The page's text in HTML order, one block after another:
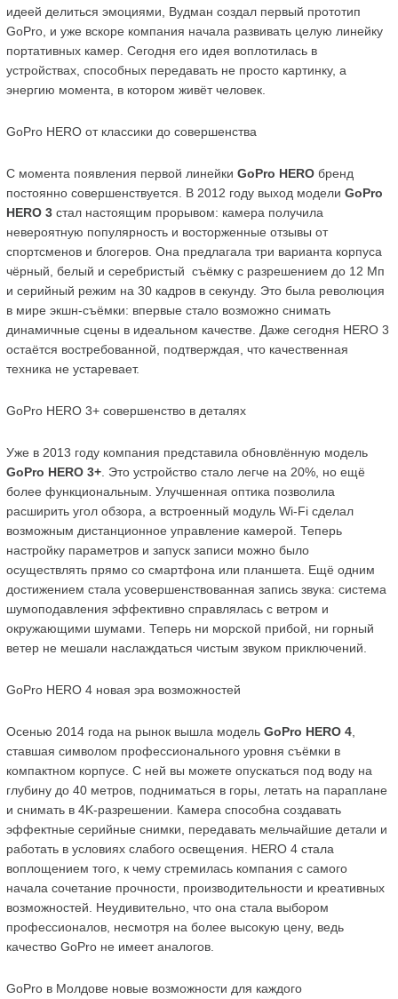
идеей делиться эмоциями, Вудман создал первый прототип
GoPro, и уже вскоре компания начала развивать целую линейку
портативных камер. Сегодня его идея воплотилась в
устройствах, способных передавать не просто картинку, а
энергию момента, в котором живёт человек.
GoPro HERO от классики до совершенства
С момента появления первой линейки GoPro HERO бренд
постоянно совершенствуется. В 2012 году выход модели GoPro
HERO 3 стал настоящим прорывом: камера получила
невероятную популярность и восторженные отзывы от
спортсменов и блогеров. Она предлагала три варианта корпуса
чёрный, белый и серебристый  съёмку с разрешением до 12 Мп
и серийный режим на 30 кадров в секунду. Это была революция
в мире экшн-съёмки: впервые стало возможно снимать
динамичные сцены в идеальном качестве. Даже сегодня HERO 3
остаётся востребованной, подтверждая, что качественная
техника не устаревает.
GoPro HERO 3+ совершенство в деталях
GoPro HERO 3+ . Это устройство стало легче на 20%, но ещё
более функциональным. Улучшенная оптика позволила
расширить угол обзора, а встроенный модуль Wi-Fi сделал
возможным дистанционное управление камерой. Теперь
настройку параметров и запуск записи можно было
осуществлять прямо со смартфона или планшета. Ещё одним
достижением стала усовершенствованная запись звука: система
шумоподавления эффективно справлялась с ветром и
окружающими шумами. Теперь ни морской прибой, ни горный
ветер не мешали наслаждаться чистым звуком приключений.
GoPro HERO 4 новая эра возможностей
Осенью 2014 года на рынок вышла модель GoPro HERO 4
ставшая символом профессионального уровня съёмки в
компактном корпусе. С ней вы можете опускаться под воду на
глубину до 40 метров, подниматься в горы, летать на параплане
и снимать в 4K-разрешении. Камера способна создавать
эффектные серийные снимки, передавать мельчайшие детали и
работать в условиях слабого освещения. HERO 4 стала
воплощением того, к чему стремилась компания с самого
начала сочетание прочности, производительности и креативных
возможностей. Неудивительно, что она стала выбором
профессионалов, несмотря на более высокую цену, ведь
качество GoPro не имеет аналогов.
GoPro в Молдове новые возможности для каждого